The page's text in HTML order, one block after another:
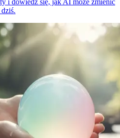
i dowiedz się, jak AI może zmienić